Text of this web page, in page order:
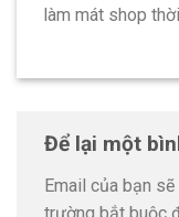
làm mát shop
Để lại một
Email của bạn
trường bắt buộc